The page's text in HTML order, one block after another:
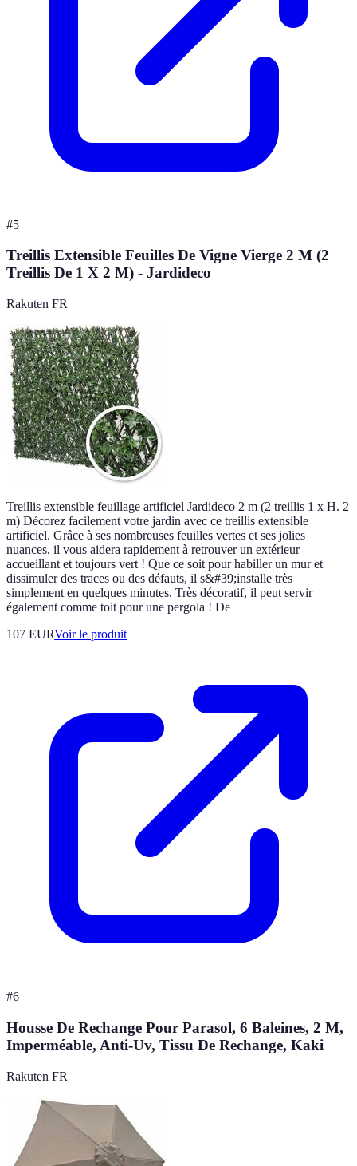
#5
Treillis Extensible Feuilles De Vigne Vierge 2 M (2
Treillis De 1 X 2 M) - Jardideco
Rakuten FR
Treillis extensible feuillage artificiel Jardideco 2 m (2 treillis 1 x H. 2
m) Décorez facilement votre jardin avec ce treillis extensible
artificiel. Grâce à ses nombreuses feuilles vertes et ses jolies
nuances, il vous aidera rapidement à retrouver un extérieur
accueillant et toujours vert ! Que ce soit pour habiller un mur et
dissimuler des traces ou des défauts, il s&#39;installe très
simplement en quelques minutes. Très décoratif, il peut servir
également comme toit pour une pergola ! De
107 EURVoir le produit
#6
Housse De Rechange Pour Parasol, 6 Baleines, 2 M,
Imperméable, Anti-Uv, Tissu De Rechange, Kaki
Rakuten FR